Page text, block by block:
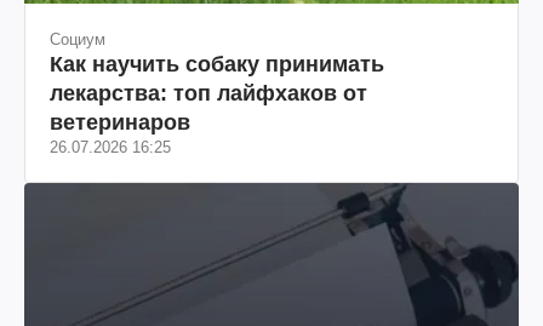
Социум
Как научить собаку принимать
лекарства: топ лайфхаков от
ветеринаров
26.07.2026 16:25